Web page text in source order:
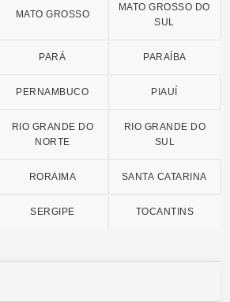
MATO GROSSO
MATO GROSSO DO
SUL
PARÁ PARAÍBA
PERNAMBUCO PIAUÍ
RIO GRANDE DO
NORTE
RIO GRANDE DO
SUL
RORAIMA SANTA CATARINA
SERGIPE TOCANTINS